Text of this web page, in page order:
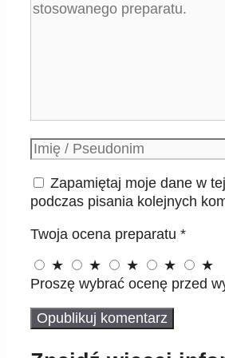
Podpis
Zapamiętaj moje dane w
podczas pisania kolejnych
Twoja ocena preparatu *
★
★ ★ ★
★
Proszę wybrać ocenę przed